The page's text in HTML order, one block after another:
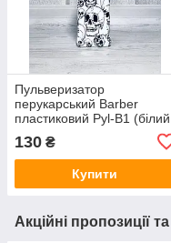
Пульверизатор
перукарський Barber
пластиковий Pyl-B1 (білий
130 ₴
Купити
Акційні пропозиції